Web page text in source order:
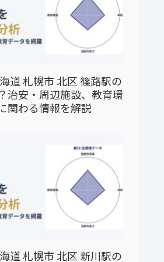
道 札幌市 北区 篠路駅の
治安・周辺施設、教育環
関わる情報を解説
道 札幌市 北区 新川駅の